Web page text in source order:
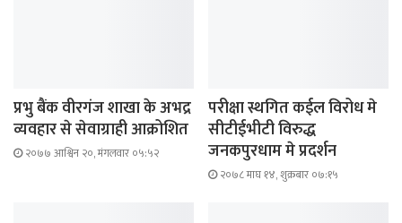
प्रभु बैंक वीरगंज शाखा के अभद्र
व्यवहार से सेवाग्राही आक्रोशित
२०७७ आश्विन २०, मंगलवार ०५:५२
परीक्षा स्थगित कईल विरोध मे
सीटीईभीटी विरुद्ध
जनकपुरधाम मे प्रदर्शन
२०७८ माघ १४, शुक्रबार ०७:१५